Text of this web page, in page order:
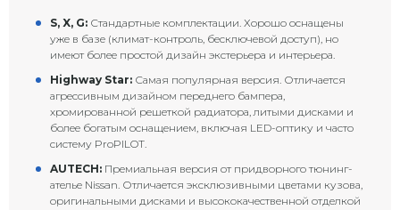
S, X, G: Стандартные комплектации. Хорошо оснащены
уже в базе (климат-контроль, бесключевой доступ), но
имеют более простой дизайн экстерьера и интерьера.
Highway Star: Самая популярная версия. Отличается
агрессивным дизайном переднего бампера,
хромированной решеткой радиатора, литыми дисками и
более богатым оснащением, включая LED-оптику и часто
систему ProPILOT.
AUTECH: Премиальная версия от придворного тюнинг-
ателье Nissan. Отличается эксклюзивными цветами кузова,
оригинальными дисками и высококачественной отделкой